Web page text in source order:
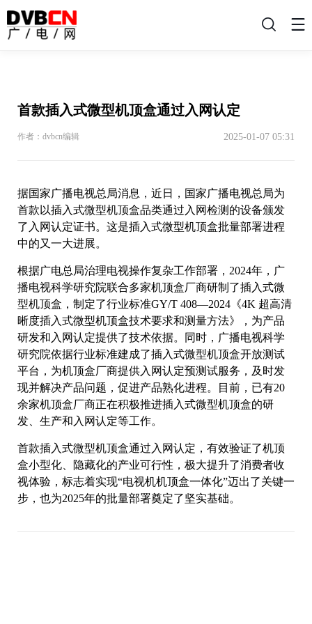
搜
首款插入式微型机顶盒通过入网认定
作者：dvbcn编辑 2025-01-07 05:31
据国家广播电视总局消息，近日，国家广播电视总局为
首款以插入式微型机顶盒品类通过入网检测的设备颁发
了入网认定证书。这是插入式微型机顶盒批量部署进程
中的又一大进展。
根据广电总局治理电视操作复杂工作部署，2024年，广
播电视科学研究院联合多家机顶盒厂商研制了插入式微
型机顶盒，制定了行业标准GY/T 408—2024《4K 超高清
晰度插入式微型机顶盒技术要求和测量方法》，为产品
研发和入网认定提供了技术依据。同时，广播电视科学
研究院依据行业标准建成了插入式微型机顶盒开放测试
平台，为机顶盒厂商提供入网认定预测试服务，及时发
现并解决产品问题，促进产品熟化进程。目前，已有20
余家机顶盒厂商正在积极推进插入式微型机顶盒的研
发、生产和入网认定等工作。
首款插入式微型机顶盒通过入网认定，有效验证了机顶
盒小型化、隐藏化的产业可行性，极大提升了消费者收
视体验，标志着实现“电视机机顶盒一体化”迈出了关键一
步，也为2025年的批量部署奠定了坚实基础。